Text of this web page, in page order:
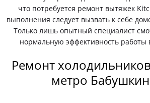
что потребуется ремонт вытяжек
выполнения следует вызвать к себе
Только лишь опытный специалист
нормальную эффективность
Ремонт
метро